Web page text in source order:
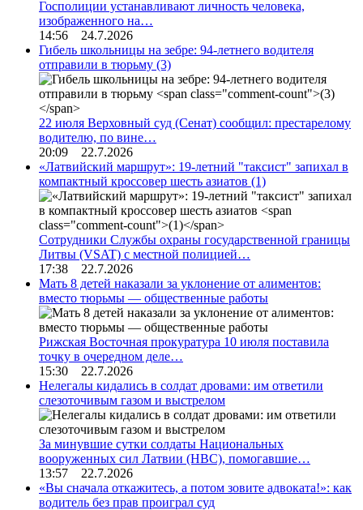
Госполиции устанавливают личность человека,
изображенного на…
14:56 24.7.2026
Гибель школьницы на зебре: 94-летнего водителя
отправили в тюрьму (3)
22 июля Верховный суд (Сенат) сообщил: престарелому
водителю, по вине…
20:09 22.7.2026
«Латвийский маршрут»: 19-летний "таксист" запихал в
компактный кроссовер шесть азиатов (1)
Сотрудники Службы охраны государственной границы
Литвы (VSAT) с местной полицией…
17:38 22.7.2026
Мать 8 детей наказали за уклонение от алиментов:
вместо тюрьмы — общественные работы
Рижская Восточная прокуратура 10 июля поставила
точку в очередном деле…
15:30 22.7.2026
Нелегалы кидались в солдат дровами: им ответили
слезоточивым газом и выстрелом
За минувшие сутки солдаты Национальных
вооруженных сил Латвии (НВС), помогавшие…
13:57 22.7.2026
«Вы сначала откажитесь, а потом зовите адвоката!»: как
водитель без прав проиграл суд